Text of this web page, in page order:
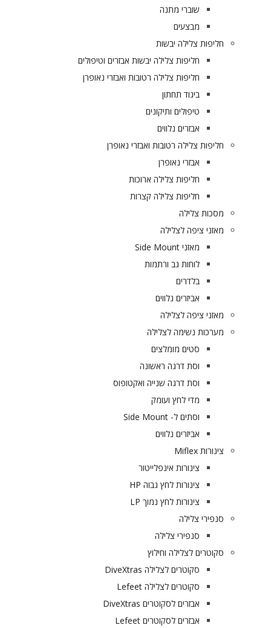
שוברי מתנה
מבצעים
חליפות צלילה יבשות
חליפות צלילה יבשות אבזרים וטיפולים
חליפות צלילה רטובות ואבזרי נאופרן
ביגוד תחתון
טיפולים ותיקונים
אבזרים נלווים
חליפות צלילה רטובות ואבזרי נאופרן
אבזרי נאופרן
חליפות צלילה ארוכות
חליפות צלילה קצרות
מסכות צלילה
מאזני ציפה לצלילה
מאזני Side Mount
לוחות גב ורתמות
בלדרים
אביזרים נלווים
מאזני ציפה לצלילה
מערכות נשימה לצלילה
סטים מומלצים
וסת דרגה ראשונה
וסת דרגה שנייה ואקטופוס
מדי לחץ ועומק
וסתים ל- Side Mount
אביזרים נלווים
צינורות Miflex
צינורות אינפלייטור
צינורות לחץ גבוה HP
צינורות לחץ נמוך LP
סנפירי צלילה
סנפירי צלילה
סקוטרים לצלילה וחילוץ
סקוטרים לצלילה DiveXtras
סקוטרים לצלילה Lefeet
אבזרים לסקוטרים DiveXtras
אבזרים לסקוטרים Lefeet